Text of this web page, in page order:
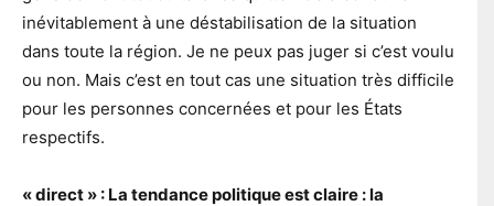
inévitablement à une déstabilisation de la situation
dans toute la région. Je ne peux pas juger si c’est voulu
ou non. Mais c’est en tout cas une situation très difficile
pour les personnes concernées et pour les États
respectifs.
« direct » : La tendance politique est claire : la